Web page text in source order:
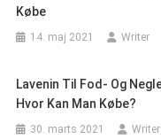
Købe
14. maj 2021 Writer
Lavenin Til Fod- Og
Hvor Kan Man Købe?
30. marts 2021 Writer